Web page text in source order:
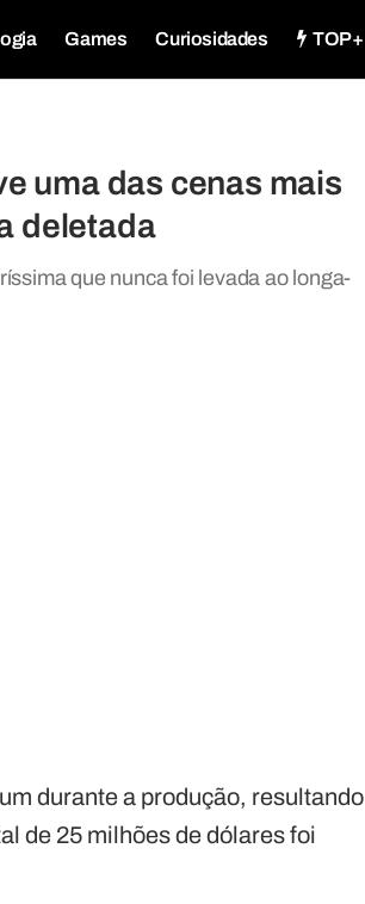
Games Curiosidades TOP+
uma das cenas mais
deletada
que nunca foi levada ao longa-
durante a produção, resultando
de 25 milhões de dólares foi